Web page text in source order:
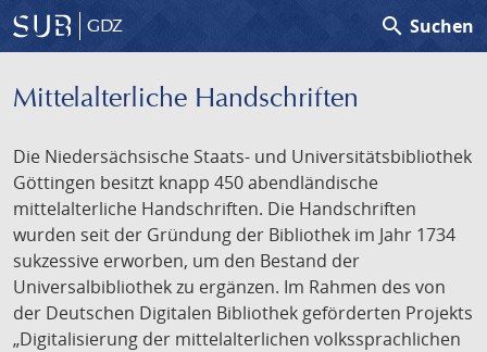
GDZ search Suchen
Mittelalterliche Handschriften
Die Niedersächsische Staats- und Universitätsbibliothek
Göttingen besitzt knapp 450 abendländische
mittelalterliche Handschriften. Die Handschriften
wurden seit der Gründung der Bibliothek im Jahr 1734
sukzessive erworben, um den Bestand der
Universalbibliothek zu ergänzen. Im Rahmen des von
der Deutschen Digitalen Bibliothek geförderten Projekts
„Digitalisierung der mittelalterlichen volkssprachlichen